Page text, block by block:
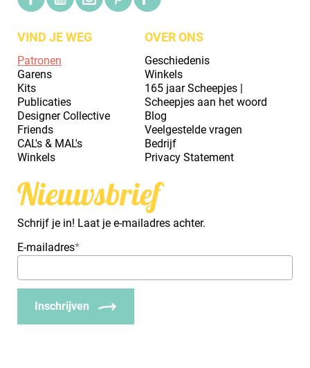
VIND JE WEG
Patronen
Garens
Kits
Publicaties
Designer Collective
Friends
CAL's & MAL's
Winkels
OVER ONS
Geschiedenis
Winkels
165 jaar Scheepjes |
Scheepjes aan het woord
Blog
Veelgestelde vragen
Bedrijf
Privacy Statement
Nieuwsbrief
Schrijf je in! Laat je e-mailadres achter.
E-mailadres*
Inschrijven